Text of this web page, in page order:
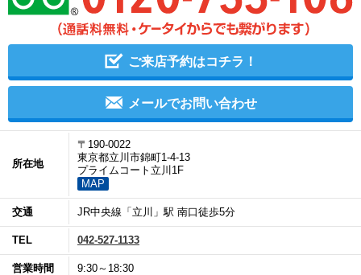
ご来店予約はコチラ！
メールでお問い合わせ
所在地
〒190-0022
東京都立川市錦町1-4-13
プライムコート立川1F
MAP
交通 JR中央線「立川」駅 南口徒歩5分
TEL 042-527-1133
営業時間 9:30～18:30